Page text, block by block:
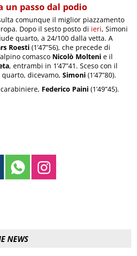
un passo dal podio
comunque il miglior piazzamento
Dopo il sesto posto di ieri, Simoni
quarto, a 24/100 dalla vetta. A
Roesti (1’47”56), che precede di
comasco Nicolò Molteni e il
, entrambi in 1’47”41. Sceso con il
quarto, dicevamo,Simoni (1’47”80).
Federico Paini (1’49”45).
NEWS